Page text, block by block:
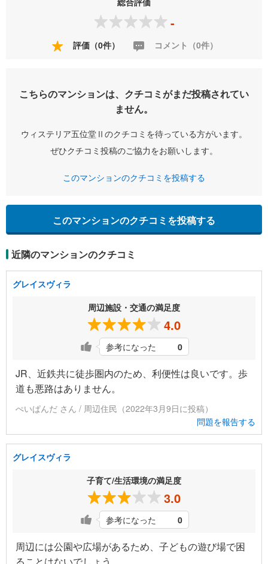
-
評価（0件） コメント（0件）
こちらのマンションは、クチコミがまだ投稿されてい
ません。
ウィステリア五位堂Ⅱのクチコミを待っている方がいます。
ぜひクチコミ投稿のご協力をお願いします。
このマンションのクチコミを投稿する
このマンションのクチコミを投稿する
近隣のマンションのクチコミ
グレイスヴィラ
周辺施設・交通の満足度
4.0
参考になった 0
JR、近鉄共に徒歩圏内のため、利便性は良いです。歩
道も悪路はありません。
ぺいぱんだ さん / 周辺住民（2022年3月9日に投稿）
問題を報告する
グレイスヴィラ
子育て/生活環境の満足度
3.0
参考になった 0
周辺には公園や広場があるため、子どもの遊び場で困